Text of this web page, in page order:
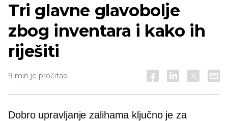
Tri glavne glavobolje
zbog inventara i kako ih
riješiti
9 min je pročitao
Dobro upravljanje zalihama ključno je za